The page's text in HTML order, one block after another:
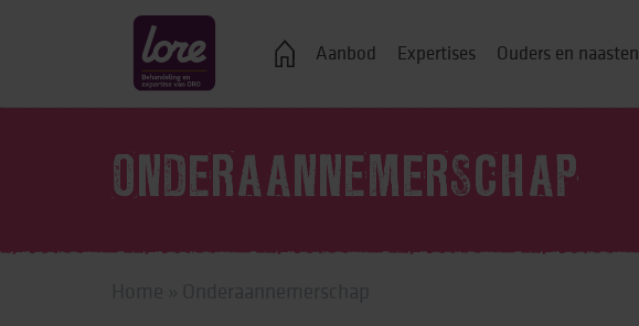
Aanbod
Ondersteuning bij jou thuis
Expertises Ouders en naasten
Veelgestelde vragen
ONDERAANNEMERSCHAP